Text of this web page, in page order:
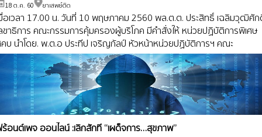
18 ต.ค. 60 ยาเสพย์ติด
อเวลา 17.00 น. วันที่ 10 พฤษภาคม 2560 พล.ต.ต. ประสิทธิ์ เฉลิมวุฒิศั
ขาธิการ คณะกรรมการคุ้มครองผู้บริโภค มีคำสั่งให้ หน่วยปฏิบัติการพิเศษ
บ นำโดย. พ.ต.อ ประทีป เจริญกัลป์ หัวหน้าหน่วยปฏิบัติการฯ คณะ
รมการคุ้มครองผู้บริโภค พร้อมด้วย ร.ต.นิมิต จ
อนต์เพจ ออนไลน์ :เลิกสักที “เผด็จการ…สุขภาพ”